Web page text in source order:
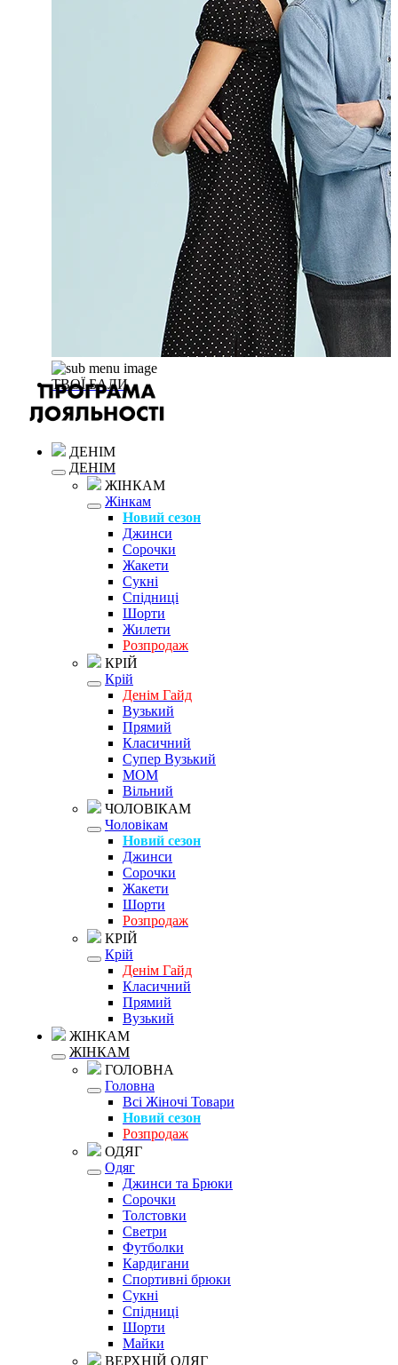
ТВОЇ БАЛИ
ДЕНІМ
ДЕНІМ
ЖІНКАМ
Жінкам
Новий сезон
Джинси
Сорочки
Жакети
Сукні
Спідниці
Шорти
Жилети
Розпродаж
КРІЙ
Крій
Денім Гайд
Вузький
Прямий
Класичний
Супер Вузький
MOM
Вільний
ЧОЛОВІКАМ
Чоловікам
Новий сезон
Джинси
Сорочки
Жакети
Шорти
Розпродаж
КРІЙ
Крій
Денім Гайд
Класичний
Прямий
Вузький
ЖІНКАМ
ЖІНКАМ
ГОЛОВНА
Головна
Всі Жіночі Товари
Новий сезон
Розпродаж
ОДЯГ
Одяг
Джинси та Брюки
Сорочки
Толстовки
Светри
Футболки
Кардигани
Спортивні брюки
Сукні
Спідниці
Шорти
Майки
ВЕРХНІЙ ОДЯГ